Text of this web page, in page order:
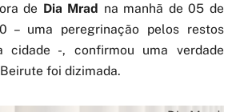
de Dia Mrad na manhã de 05 de
– uma peregrinação pelos restos
cidade -, confirmou uma verdade
foi dizimada.